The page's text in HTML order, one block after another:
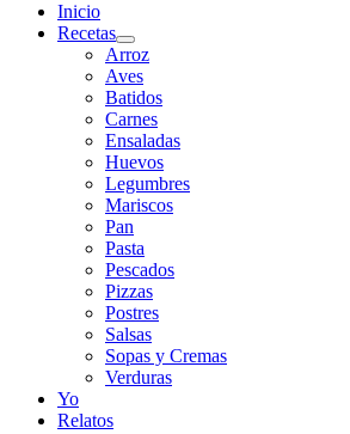
Inicio
Recetas
Arroz
Aves
Batidos
Carnes
Ensaladas
Huevos
Legumbres
Mariscos
Pan
Pasta
Pescados
Pizzas
Postres
Salsas
Sopas y Cremas
Verduras
Yo
Relatos